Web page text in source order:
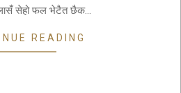
सेहो फल भेटैत छैक…
READING